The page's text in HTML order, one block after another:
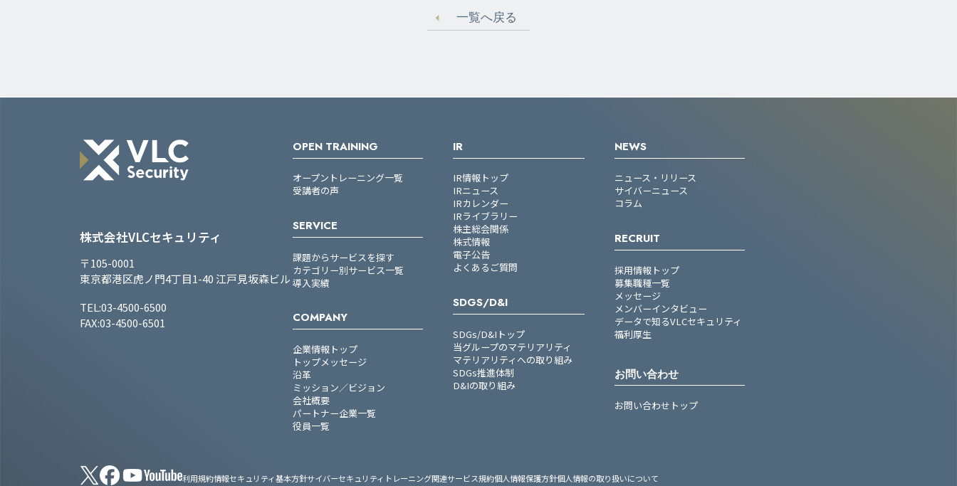
一覧へ戻る
株式会社VLCセキュリティ
〒105-0001
東京都港区虎ノ門4丁目1-40 江戸見坂森ビル
TEL:03-4500-6500
FAX:03-4500-6501
OPEN TRAINING
オープントレーニング一覧
受講者の声
SERVICE
課題からサービスを探す
カテゴリー別サービス一覧
導入実績
COMPANY
企業情報トップ
トップメッセージ
沿革
ミッション／ビジョン
会社概要
パートナー企業一覧
役員一覧
IR
IR情報トップ
IRニュース
IRカレンダー
IRライブラリー
株主総会関係
株式情報
電子公告
よくあるご質問
SDGS/D&I
SDGs/D&Iトップ
当グループのマテリアリティ
マテリアリティへの取り組み
SDGs推進体制
D&Iの取り組み
NEWS
ニュース・リリース
サイバーニュース
コラム
RECRUIT
採用情報トップ
募集職種一覧
メッセージ
メンバーインタビュー
データで知るVLCセキュリティ
福利厚生
お問い合わせ
お問い合わせトップ
利用規約情報セキュリティ基本方針サイバーセキュリティトレーニング関連サービス規約個人情報保護方針個人情報の取り扱いについて